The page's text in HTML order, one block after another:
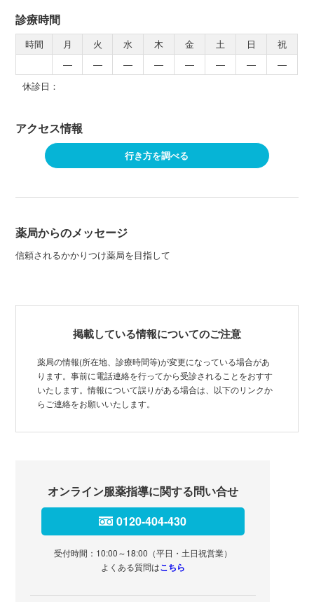
診療時間
時間 月 火 水 木 金 土 日
祝
―
― ― ― ― ― ―
―
休診日：
アクセス情報
行き方を調べる
薬局からのメッセージ
信頼されるかかりつけ薬局を目指して
掲載している情報についてのご注意
薬局の情報(所在地、診療時間等)が変更になっている場合があ
ります。事前に電話連絡を行ってから受診されることをおすす
いたします。情報について誤りがある場合は、以下のリンクか
らご連絡をお願いいたします。
オンライン服薬指導に関する問い合せ
0120-404-430
受付時間：10:00～18:00（平日・土日祝営業）
よくある質問はこちら